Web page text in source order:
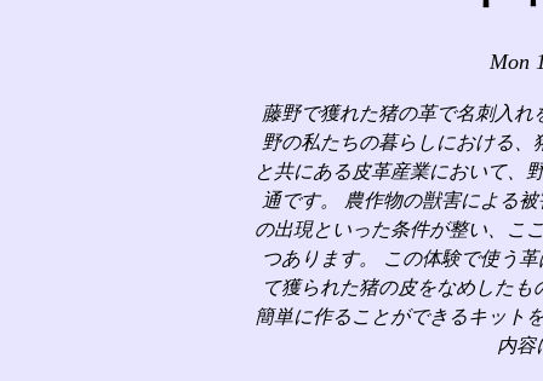
Mon
藤野で獲れた猪の革で名刺入
野の私たちの暮らしにおける
と共にある皮革産業において、
通です。 農作物の獣害による
の出現といった条件が整い、こ
つあります。 この体験で使う
て獲られた猪の皮をなめした
簡単に作ることができるキット
内容